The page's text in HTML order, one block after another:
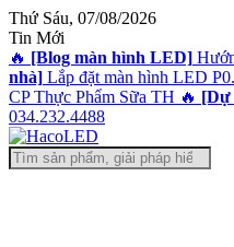
Thứ Sáu, 07/08/2026
Tin Mới
🔥 [Blog màn hình LED]
nhà] Lắp đặt màn hình LED
CP Thực Phẩm Sữa TH 🔥 [Dự
034.232.4488